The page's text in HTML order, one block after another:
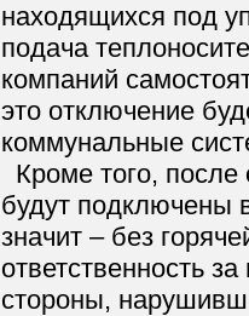
находящихся под
подача
компаний
это отключение
коммунальные
Кроме того,
будут подключены
значит – без
ответственность
стороны,